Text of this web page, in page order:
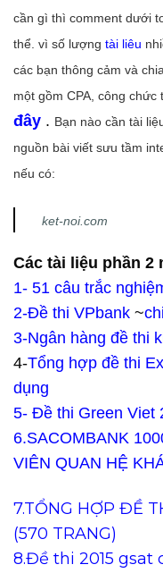
cần gì thì comment dưới
thể. vì số lượng tài liêu
các bạn thông cảm và
một gồm CPA, công
đây . Bạn nào cần tài
nguồn bài viết sưu tầm
nếu có:
ket-noi.com
Các tài liệu phần 2
1- 51 câu trắc
2-Đề thi VPbank ~
3-Ngân hàng đề thi
4-Tổng hợp đề thi
dụng
5- Đề thi Green Viet
6.SACOMBANK
VIÊN QUAN HỆ
7.TỔNG HỢP ĐỀ
(570 TRANG)
8.Đề thi 2015 gsat